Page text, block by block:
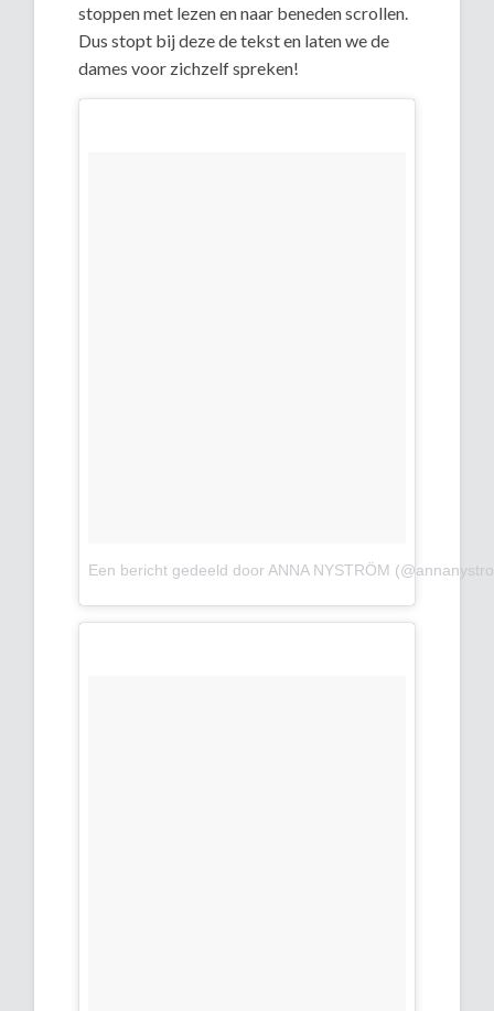
stoppen met lezen en naar beneden scrollen.
Dus stopt bij deze de tekst en laten we de
dames voor zichzelf spreken!
Een bericht gedeeld door ANNA NYSTRÖM